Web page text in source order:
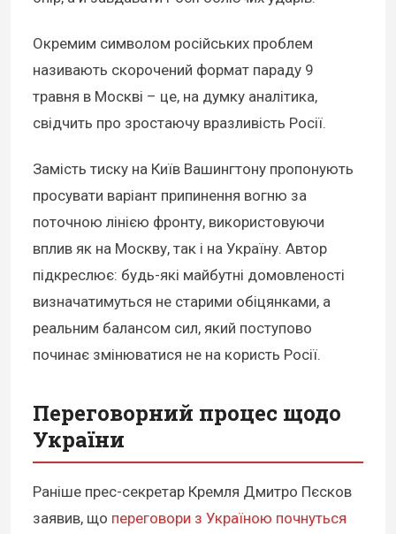
Окремим символом російських проблем
називають скорочений формат параду 9
травня в Москві – це, на думку аналітика,
свідчить про зростаючу вразливість Росії.
Замість тиску на Київ Вашингтону пропонують
просувати варіант припинення вогню за
поточною лінією фронту, використовуючи
вплив як на Москву, так і на Україну. Автор
підкреслює: будь-які майбутні домовленості
визначатимуться не старими обіцянками, а
реальним балансом сил, який поступово
починає змінюватися не на користь Росії.
Переговорний процес щодо
України
Раніше прес-секретар Кремля Дмитро Пєсков
заявив, що переговори з Україною почнуться